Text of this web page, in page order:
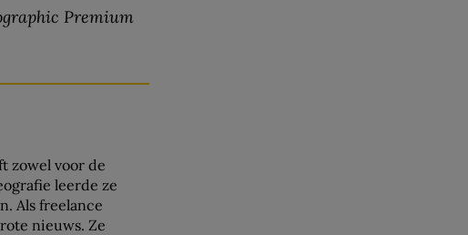
Premium
zowel voor de
leerde ze
Als freelance
nieuws. Ze